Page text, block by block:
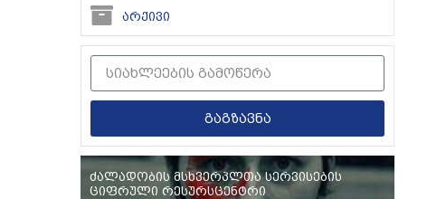
არქივი
გაგზავნა
ძალადობის მსხვერპლთა სერვისების
ციფრული რესურსცენტრი